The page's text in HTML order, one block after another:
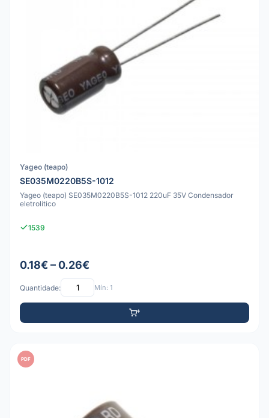
Yageo (teapo)
SE035M0220B5S-1012
Yageo (teapo) SE035M0220B5S-1012 220uF 35V Condensador
eletrolítico
1539
0.18€ – 0.26€
Quantidade: Mín: 1
PDF